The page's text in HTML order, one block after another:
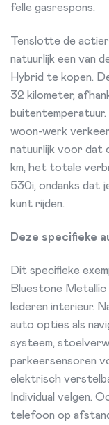
felle gasrespons.
Tenslotte de
natuurlijk een van
Hybrid te kopen.
32 kilometer,
buitentemperatuur.
woon-werk
natuurlijk voor dat
km, het totale
530i, ondanks dat
kunt rijden.
Deze specifieke
Dit specifieke
Bluestone
lederen interieur.
auto opties als
systeem,
parkeersensoren
elektrisch
Individual velgen.
telefoon op